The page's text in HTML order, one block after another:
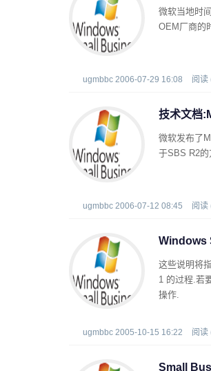
微软当地时
OEM厂商的
ugmbbc 2006-07-29 16:08 阅读
技术文档
微软发布了
于SBS R2
ugmbbc 2006-07-12 08:45 阅读
Windows
这些说明将
1 的过程.若
操作.
ugmbbc 2005-10-15 16:22 阅读
Small